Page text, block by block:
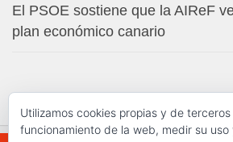
El PSOE sostiene que la AIReF
plan económico canario
Utilizamos cookies propias y de
funcionamiento de la web, medir su uso